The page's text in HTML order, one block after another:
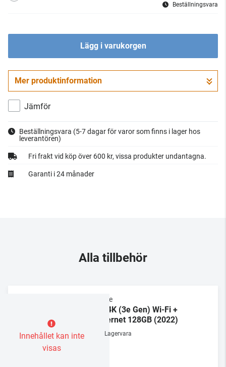
Beställningsvara
Lägg i varukorgen
Mer produktinformation
Jämför
Beställningsvara (5-7 dagar för varor som finns i lager hos
leverantören)
Fri frakt vid köp över 600 kr, vissa produkter undantagna.
Garanti i 24 månader
Alla tillbehör
Innehållet kan inte
visas
Apple
TV 4K (3e Gen) Wi-Fi +
Ethernet 128GB (2022)
Lagervara